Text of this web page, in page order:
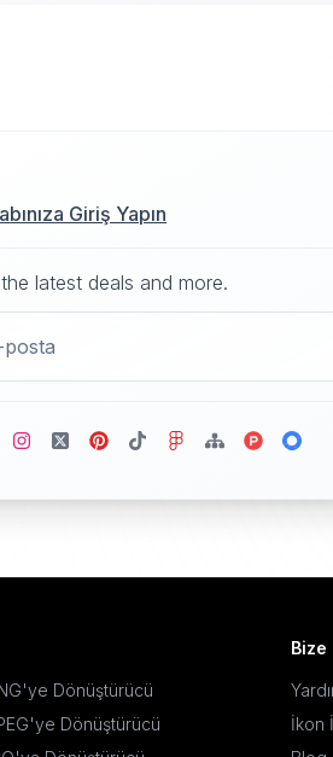
Giriş Yapın
latest deals and more.
Dönüştürücü
Dönüştürücü
Bize
İkon